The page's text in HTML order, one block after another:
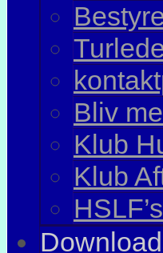
Bliv
Klub
Klub